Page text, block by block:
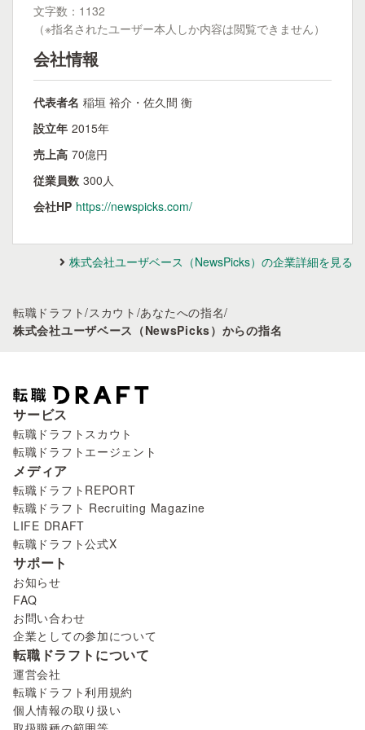
文字数：1132
（※指名されたユーザー本人しか内容は閲覧できません）
会社情報
代表者名 稲垣 裕介・佐久間 衡
設立年 2015年
売上高 70億円
従業員数 300人
会社HP https://newspicks.com/
株式会社ユーザベース（NewsPicks）の企業詳細を見る
転職ドラフト/スカウト /あなたへの指名/
株式会社ユーザベース（NewsPicks）からの指名
サービス
転職ドラフトスカウト
転職ドラフトエージェント
メディア
転職ドラフトREPORT
転職ドラフト Recruiting Magazine
LIFE DRAFT
転職ドラフト公式X
サポート
お知らせ
FAQ
お問い合わせ
企業としての参加について
転職ドラフトについて
運営会社
転職ドラフト利用規約
個人情報の取り扱い